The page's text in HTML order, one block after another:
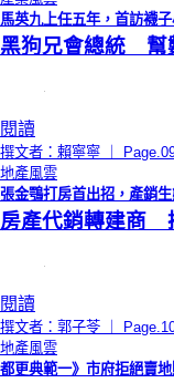
馬英九上任五年，首訪襪
黑狗兄會總統 幫
閱讀
撰文者：賴寧寧 ｜
地產風雲
張金鶚打房首出招，產銷
房產代銷轉建商
閱讀
撰文者：郭子苓 ｜
地產風雲
都更典範一》市府拒絕賣